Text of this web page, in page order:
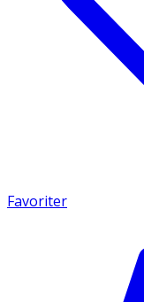
Favoriter